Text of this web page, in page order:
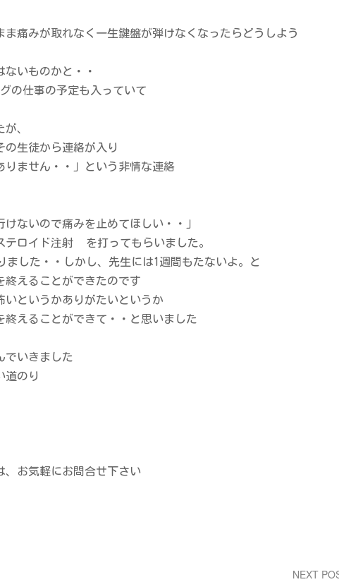
痛みが取れなく一生鍵盤が弾けなくなったらどうしよう
いものかと・・
の仕事の予定も入っていて
、
の生徒から連絡が入り
りません・・」という非情な連絡
ないので痛みを止めてほしい・・」
テロイド注射
を打ってもらいました。
ました・・しかし、先生には1週間もたないよ。と
終えることができたのです
というかありがたいというか
えることができて・・と思いました
でいきました
道のり
お気軽にお問合せ下さい
NEXT